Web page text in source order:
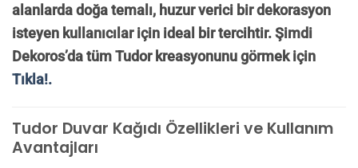
alanlarda doğa temalı, huzur verici bir dekorasyon
isteyen kullanıcılar için ideal bir tercihtir. Şimdi
Dekoros’da tüm Tudor kreasyonunu görmek için
Tıkla!.
Tudor Duvar Kağıdı Özellikleri ve Kullanım
Avantajları